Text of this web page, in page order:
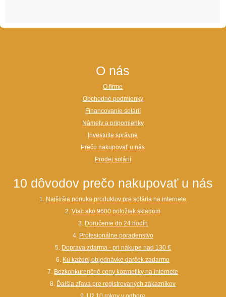
O nás
O firme
Obchodné podmienky
Financovanie solárií
Námety a pripomienky
Investujte správne
Prečo nakupovať u nás
Prodej solárií
10 dôvodov prečo nakupovať u nás
1. Najširšia ponuka produktov pre solária na internete
2.Viac ako 9600 položiek skladom
3. Doručenie do 24 hodín
4. Profesionálne poradenstvo
5. Doprava zdarma - pri nákupe nad 130 €
6. Ku každej objednávke darček zadarmo
7. Bezkonkurenčné ceny kozmetiky na internete
8. Ďalšia zľava pre registrovaných zákazníkov